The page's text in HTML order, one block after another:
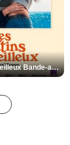
Les Matins merveilleux Bande-annonce VF